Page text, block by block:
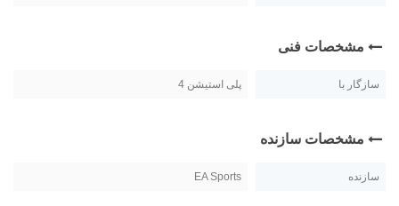
مشخصات فنی
سازگار با پلی استیشن 4
مشخصات سازنده
سازنده EA Sports